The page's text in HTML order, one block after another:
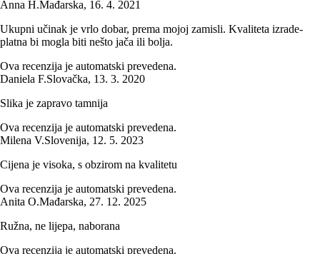
Anna H.Mađarska, 16. 4. 2021
Ukupni učinak je vrlo dobar, prema mojoj zamisli. Kvaliteta izrade-
platna bi mogla biti nešto jača ili bolja.
Ova recenzija je automatski prevedena.
Daniela F.Slovačka, 13. 3. 2020
Slika je zapravo tamnija
Ova recenzija je automatski prevedena.
Milena V.Slovenija, 12. 5. 2023
Cijena je visoka, s obzirom na kvalitetu
Ova recenzija je automatski prevedena.
Anita O.Mađarska, 27. 12. 2025
Ružna, ne lijepa, naborana
Ova recenzija je automatski prevedena.